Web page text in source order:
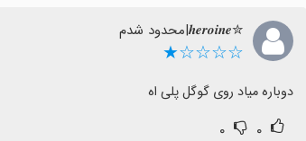
✮𝒉𝒆𝒓𝒐𝒊𝒏𝒆|محدود شدم
☆☆☆☆★
دوباره میاد روی گوگل پلی اه
۰ ۰